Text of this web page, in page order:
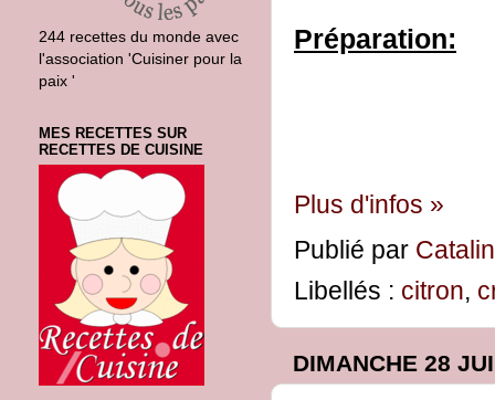
Préparation:
Plus d'infos »
Publié par
Libellés : citron,
DIMANCHE 28
244 recettes du monde avec
l'association 'Cuisiner pour la
paix '
MES RECETTES SUR
RECETTES DE CUISINE